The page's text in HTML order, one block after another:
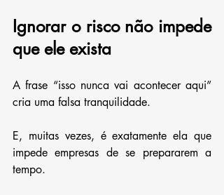
Ignorar o risco não impede
que ele exista
A frase “isso nunca vai acontecer aqui”
cria uma falsa tranquilidade.
E, muitas vezes, é exatamente ela que
impede empresas de se prepararem a
tempo.